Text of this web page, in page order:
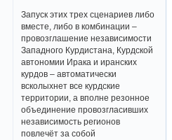
Запуск этих трех сценариев либо
вместе, либо в комбинации –
провозглашение независимости
Западного Курдистана, Курдской
автономии Ирака и иранских
курдов – автоматически
всколыхнет все курдские
территории, а вполне резонное
объединение провозгласивших
независимость регионов
повлечёт за собой